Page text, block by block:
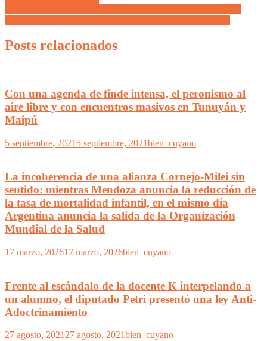
Posts relacionados
Con una agenda de finde intensa, el peronismo al
aire libre y con encuentros masivos en Tunuyán y
Maipú
5 septiembre, 2021 5 septiembre, 2021bien_cuyano
La incoherencia de una alianza Cornejo-Milei sin
sentido: mientras Mendoza anuncia la reducción de
la tasa de mortalidad infantil, en el mismo día
Argentina anuncia la salida de la Organización
Mundial de la Salud
17 marzo, 202617 marzo, 2026bien_cuyano
Frente al escándalo de la docente K interpelando a
un alumno, el diputado Petri presentó una ley Anti-
Adoctrinamiento
27 agosto, 202127 agosto, 2021bien_cuyano